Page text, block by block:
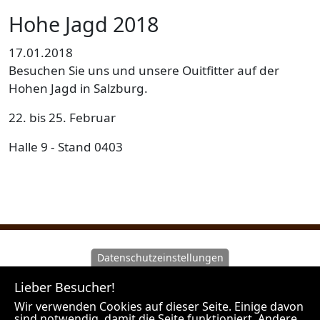
Hohe Jagd 2018
17.01.2018
Besuchen Sie uns und unsere Ouitfitter auf der
Hohen Jagd in Salzburg.
22. bis 25. Februar
Halle 9 - Stand 0403
Wir machen Sie darauf aufmerksam, dass Hunt Experts
als Vermittler agiert und nicht Veranstalter der
angebotenen Reisen ist. Unsere Outfitter sind
Datenschutzeinstellungen
Lieber Besucher!
Wir verwenden Cookies auf dieser Seite. Einige davon